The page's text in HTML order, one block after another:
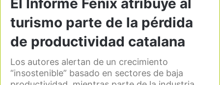
El Informe Fènix atribuye al
turismo parte de la pérdida
de productividad catalana
Los autores alertan de un crecimiento
“insostenible” basado en sectores de baja